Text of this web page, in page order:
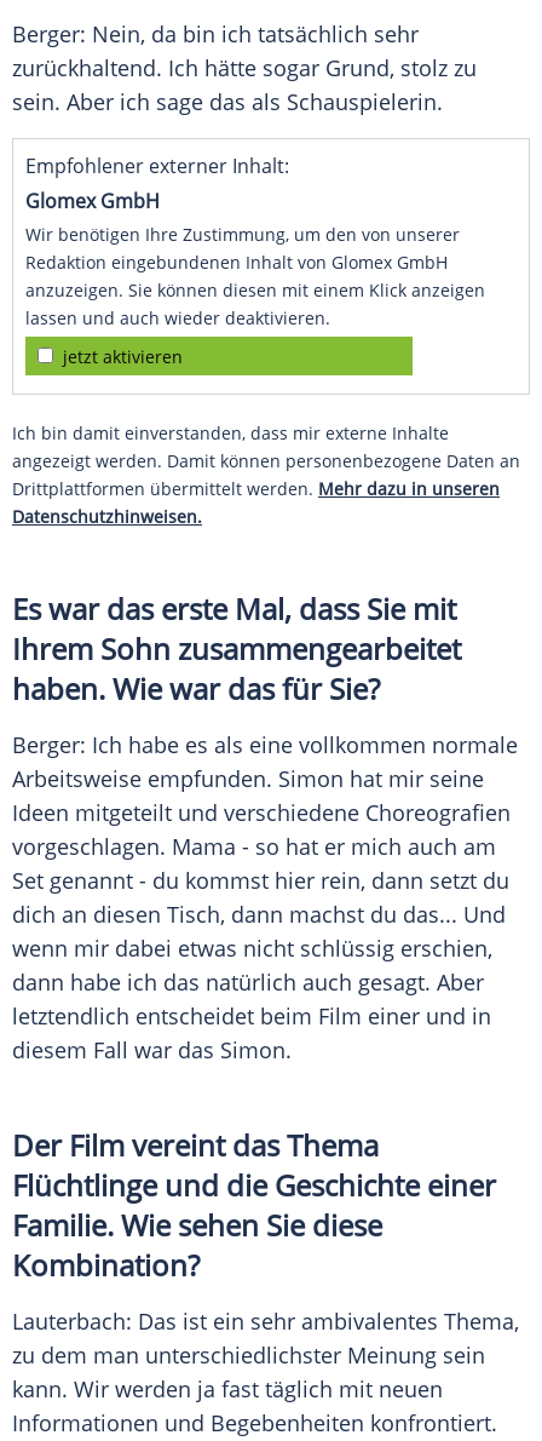
Berger: Nein, da bin ich tatsächlich sehr
zurückhaltend. Ich hätte sogar Grund, stolz zu
sein. Aber ich sage das als Schauspielerin.
Empfohlener externer Inhalt:
Glomex GmbH
Wir benötigen Ihre Zustimmung, um den von unserer
Redaktion eingebundenen Inhalt von Glomex GmbH
anzuzeigen. Sie können diesen mit einem Klick anzeigen
lassen und auch wieder deaktivieren.
jetzt aktivieren
Ich bin damit einverstanden, dass mir externe Inhalte
angezeigt werden. Damit können personenbezogene Daten an
Drittplattformen übermittelt werden. Mehr dazu in unseren
Datenschutzhinweisen.
Es war das erste Mal, dass Sie mit
Ihrem Sohn zusammengearbeitet
haben. Wie war das für Sie?
Berger: Ich habe es als eine vollkommen normale
Arbeitsweise empfunden. Simon hat mir seine
Ideen mitgeteilt und verschiedene Choreografien
vorgeschlagen. Mama - so hat er mich auch am
Set genannt - du kommst hier rein, dann setzt du
dich an diesen Tisch, dann machst du das... Und
wenn mir dabei etwas nicht schlüssig erschien,
dann habe ich das natürlich auch gesagt. Aber
letztendlich entscheidet beim Film einer und in
diesem Fall war das Simon.
Der Film vereint das Thema
Flüchtlingeund die Geschichte einer
Familie. Wie sehen Sie diese
Kombination?
Lauterbach: Das ist ein sehr ambivalentes Thema,
zu dem man unterschiedlichster Meinung sein
kann. Wir werden ja fast täglich mit neuen
Informationen und Begebenheiten konfrontiert.